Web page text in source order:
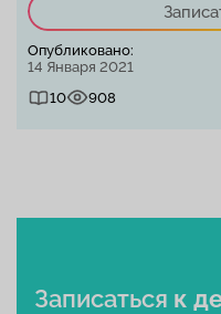
Опубликовано:
14 Января 2021
10
908
Записаться к